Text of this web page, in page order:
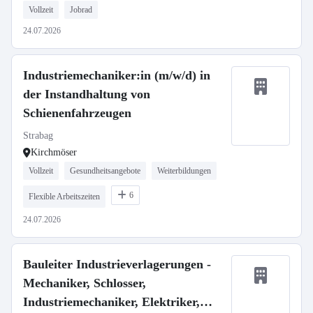
Vollzeit Jobrad
24.07.2026
Industriemechaniker:in (m/w/d) in
der Instandhaltung von
Schienenfahrzeugen
Strabag
Kirchmöser
Vollzeit Gesundheitsangebote Weiterbildungen
Flexible Arbeitszeiten 6
24.07.2026
Bauleiter Industrieverlagerungen -
Mechaniker, Schlosser,
Industriemechaniker, Elektriker,